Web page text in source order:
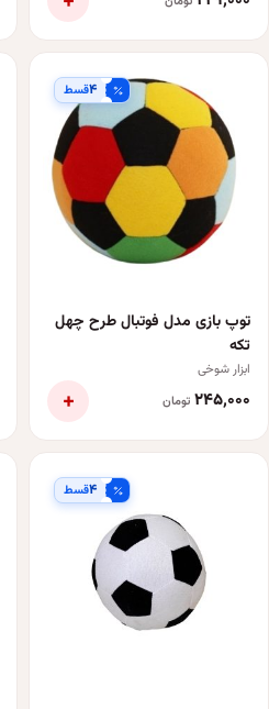
۴قسط
توپ بازی مدل فوتبال طرح چهل
تکه
ابزار شوخی
۲۴۵٬۰۰۰ تومان +
۴قسط